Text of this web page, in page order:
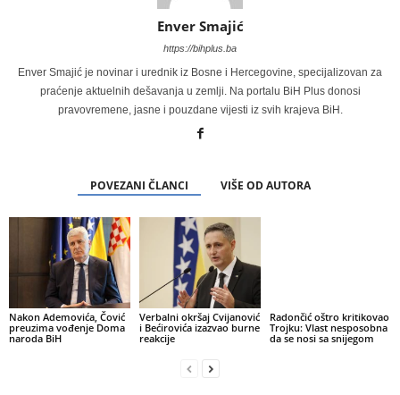
Enver Smajić
https://bihplus.ba
Enver Smajić je novinar i urednik iz Bosne i Hercegovine, specijalizovan za
praćenje aktuelnih dešavanja u zemlji. Na portalu BiH Plus donosi
pravovremene, jasne i pouzdane vijesti iz svih krajeva BiH.
POVEZANI ČLANCI VIŠE OD AUTORA
Nakon Ademovića, Čović
preuzima vođenje Doma
naroda BiH
Verbalni okršaj Cvijanović
i Bećirovića izazvao burne
reakcije
Radončić oštro kritikovao
Trojku: Vlast nesposobna
da se nosi sa snijegom